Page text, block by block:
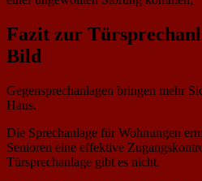
Fazit zur
Bild
Gegensprechanlagen bringen mehr
Haus.
Die Sprechanlage für Wohnungen
Senioren eine effektive
Türsprechanlage gibt es nicht.